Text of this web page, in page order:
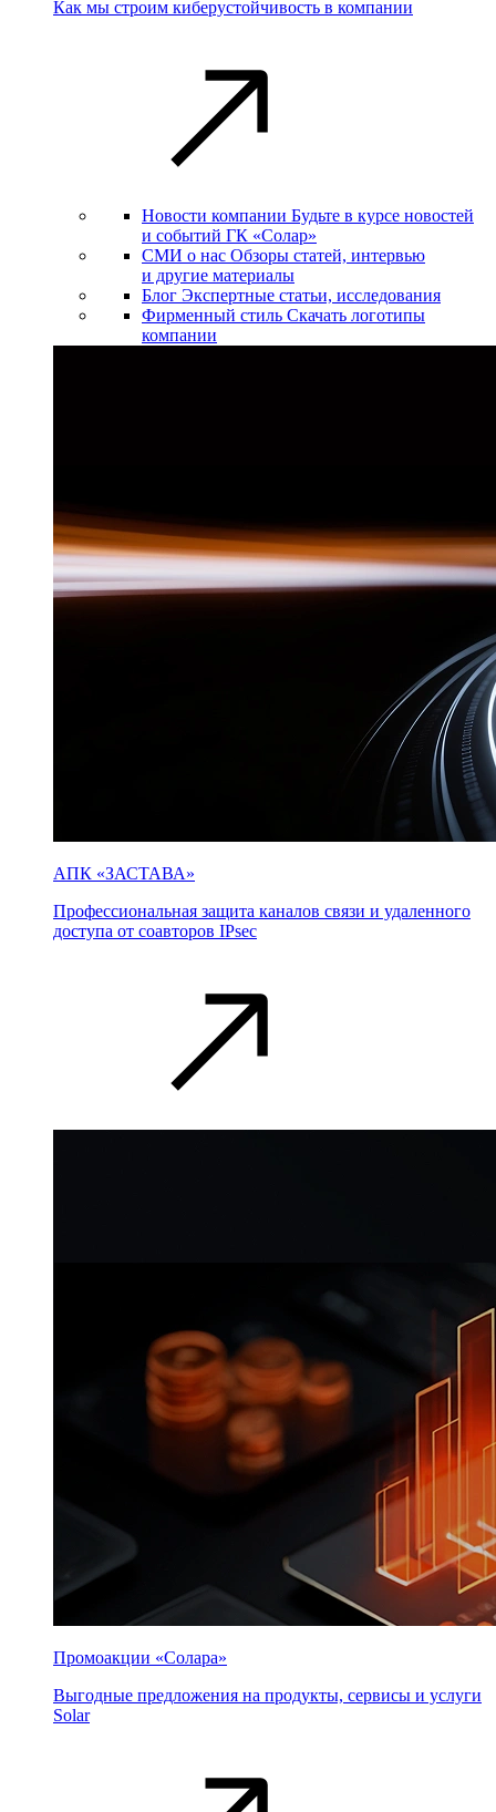
Как мы строим киберустойчивость в компании
Новости компании Будьте в курсе новостей
и событий ГК «Солар»
СМИ о нас Обзоры статей, интервью
и другие материалы
Блог Экспертные статьи, исследования
Фирменный стиль Скачать логотипы
компании
АПК «ЗАСТАВА»
Профессиональная защита каналов связи и удаленного
доступа от соавторов IPsec
Промоакции «Солара»
Выгодные предложения на продукты, сервисы и услуги
Solar